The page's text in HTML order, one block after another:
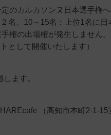
のカルカソンヌ日本選手権へ
名、10～15名：上位1名に日
権の出場権が発生しません。
として開催いたします）
ます。
（高知市本町2-1-15